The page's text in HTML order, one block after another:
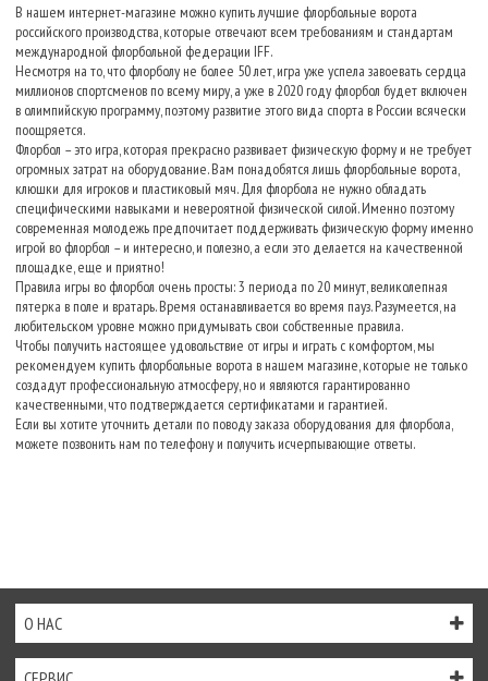
В нашем интернет-магазине можно купить лучшие флорбольные ворота
российского производства, которые отвечают всем требованиям и стандартам
международной флорбольной федерации IFF.
Несмотря на то, что флорболу не более 50 лет, игра уже успела завоевать сердца
миллионов спортсменов по всему миру, а уже в 2020 году флорбол будет включен
в олимпийскую программу, поэтому развитие этого вида спорта в России всячески
поощряется.
Флорбол – это игра, которая прекрасно развивает физическую форму и не требует
огромных затрат на оборудование. Вам понадобятся лишь флорбольные ворота,
клюшки для игроков и пластиковый мяч. Для флорбола не нужно обладать
специфическими навыками и невероятной физической силой. Именно поэтому
современная молодежь предпочитает поддерживать физическую форму именно
игрой во флорбол – и интересно, и полезно, а если это делается на качественной
площадке, еще и приятно!
Правила игры во флорбол очень просты: 3 периода по 20 минут, великолепная
пятерка в поле и вратарь. Время останавливается во время пауз. Разумеется, на
любительском уровне можно придумывать свои собственные правила.
Чтобы получить настоящее удовольствие от игры и играть с комфортом, мы
рекомендуем купить флорбольные ворота в нашем магазине, которые не только
создадут профессиональную атмосферу, но и являются гарантированно
качественными, что подтверждается сертификатами и гарантией.
Если вы хотите уточнить детали по поводу заказа оборудования для флорбола,
можете позвонить нам по телефону и получить исчерпывающие ответы.
О НАС